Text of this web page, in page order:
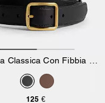
Cintura Classica Con Fibbia E Dettaglio Sull'Anca, 25 Mm
125 €